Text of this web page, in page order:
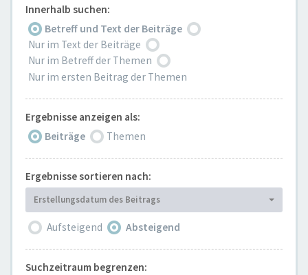
Innerhalb suchen:
Betreff und Text der Beiträge
Nur im Text der Beiträge
Nur im Betreff der Themen
Nur im ersten Beitrag der Themen
Ergebnisse anzeigen als:
Beiträge
Themen
Ergebnisse sortieren nach:
Erstellungsdatum des Beitrags
Aufsteigend Absteigend
Suchzeitraum begrenzen: